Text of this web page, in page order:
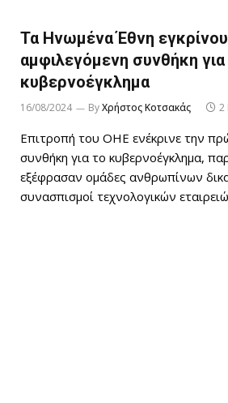
Τα Ηνωμένα Έθνη
αμφιλεγόμενη συνθήκη
κυβερνοέγκλημα
16/08/2024 ByΧρήστος Κοτσακάς 2
Επιτροπή του ΟΗΕ ενέκρινε την
συνθήκη για το κυβερνοέγκλημα,
εξέφρασαν ομάδες ανθρωπίνων
συνασπισμοί τεχνολογικών